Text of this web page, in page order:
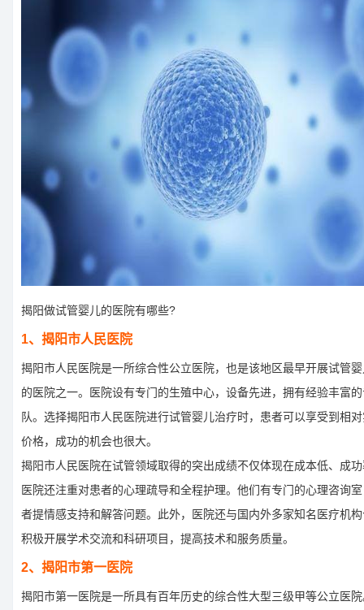
揭阳做试管婴儿的医院有哪些?
1、揭阳市人民医院
揭阳市人民医院是一所综合性公立医院，也是该地区最早开展试管
的医院之一。医院设有专门的生殖中心，设备先进，拥有经验丰富
队。选择揭阳市人民医院进行试管婴儿治疗时，患者可以享受到相
价格，成功的机会也很大。
揭阳市人民医院在试管领域取得的突出成绩不仅体现在成本低、成
医院还注重对患者的心理疏导和全程护理。他们有专门的心理咨询
者提情感支持和解答问题。此外，医院还与国内外多家知名医疗机
积极开展学术交流和科研项目，提高技术和服务质量。
2、揭阳市第一医院
揭阳市第一医院是一所具有百年历史的综合性大型三级甲等公立医